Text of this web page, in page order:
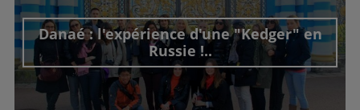
Danaé : l'expérience d'une "Kedger" en
Russie !..